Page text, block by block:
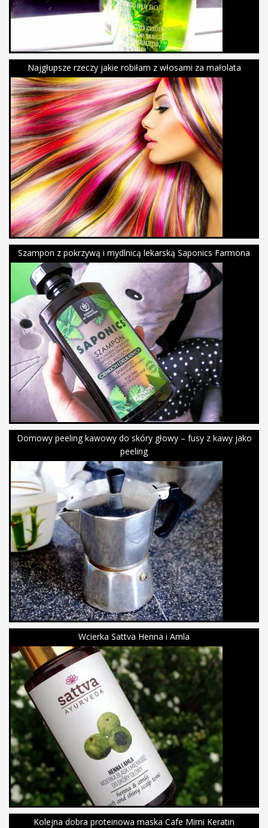
Najgłupsze rzeczy jakie robiłam z włosami za małolata
Szampon z pokrzywą i mydlnicą lekarską Saponics Farmona
Domowy peeling kawowy do skóry głowy – fusy z kawy jako
peeling
Wcierka Sattva Henna i Amla
Kolejna dobra proteinowa maska Cafe Mimi Keratin